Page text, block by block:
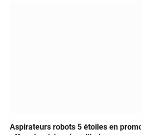
Aspirateurs robots 5 étoiles en